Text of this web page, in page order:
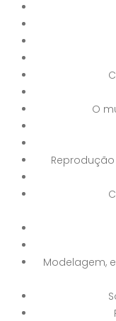
O
Modelagem,